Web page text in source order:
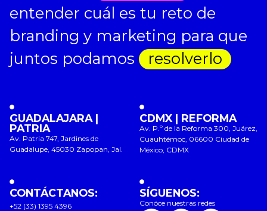
entender cuál es tu reto de
branding y marketing para que
juntos podamos
resolverlo
GUADALAJARA |
PATRIA
Av. Patria 747, Jardines de
Guadalupe, 45030 Zapopan, Jal.
CDMX | REFORMA
Av. P.º de la Reforma 300, Juárez,
Cuauhtémoc, 06600 Ciudad de
México, CDMX
CONTÁCTANOS:
+52 (33) 1395 4396
SÍGUENOS:
Conóce nuestras redes